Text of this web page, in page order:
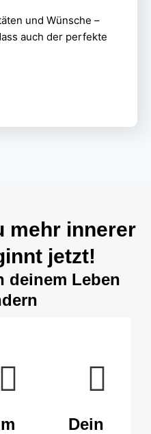
und Wünsche –
auch der perfekte
mehr innerer
jetzt!
deinem Leben
Dein